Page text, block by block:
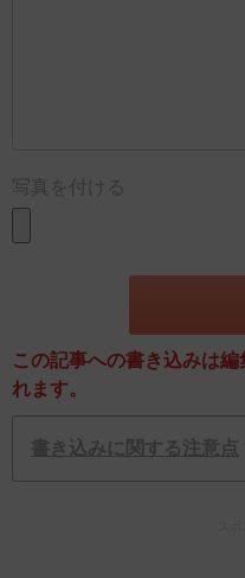
写真を付ける
この記事への書き込みは
れます。
書き込みに関する注意点